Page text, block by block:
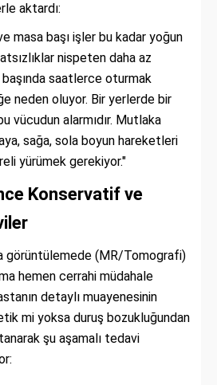
aktardı:
masa başı işler bu kadar yoğun
nispeten daha az
saatlerce oturmak
neden oluyor. Bir yerlerde bir
vücudun alarmıdır. Mutlaka
sağa, sola boyun hareketleri
yürümek gerekiyor."
Konservatif ve
görüntülemede (MR/Tomografi)
hemen cerrahi müdahale
detaylı muayenesinin
mi yoksa duruş bozukluğundan
şu aşamalı tedavi